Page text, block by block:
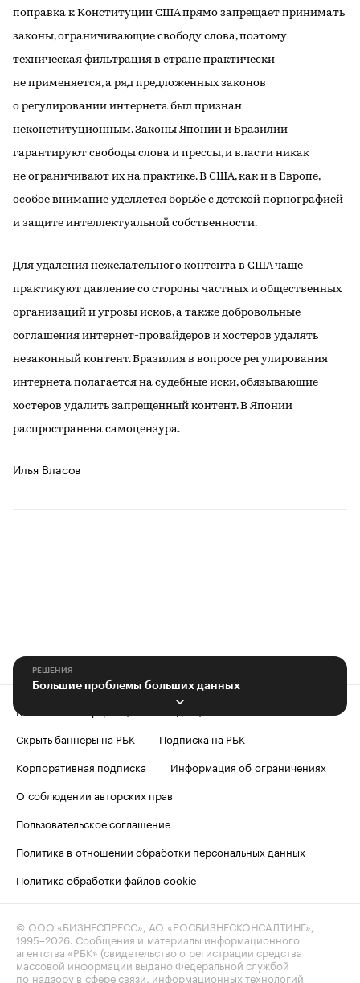
поправка к Конституции США прямо запрещает принимать
законы, ограничивающие свободу слова, поэтому
техническая фильтрация в стране практически
не применяется, а ряд предложенных законов
о регулировании интернета был признан
неконституционным. Законы Японии и Бразилии
гарантируют свободы слова и прессы, и власти никак
не ограничивают их на практике. В США, как и в Европе,
особое внимание уделяется борьбе с детской порнографией
и защите интеллектуальной собственности.
Для удаления нежелательного контента в США чаще
практикуют давление со стороны частных и общественных
организаций и угрозы исков, а также добровольные
соглашения интернет-провайдеров и хостеров удалять
незаконный контент. Бразилия в вопросе регулирования
интернета полагается на судебные иски, обязывающие
хостеров удалить запрещенный контент. В Японии
распространена самоцензура.
Илья Власов
РЕШЕНИЯ
Большие проблемы больших данных
Контактная информация
Скрыть баннеры на РБК
Подписка на РБК
Корпоративная подписка
Информация об ограничениях
О соблюдении авторских прав
Пользовательское соглашение
Политика в отношении обработки персональных данных
Политика обработки файлов cookie
© ООО «БИЗНЕСПРЕСС», АО «РОСБИЗНЕСКОНСАЛТИНГ»,
1995–2026. Сообщения и материалы информационного
агентства «РБК» (свидетельство о регистрации средства
массовой информации выдано Федеральной службой
по надзору в сфере связи, информационных технологий